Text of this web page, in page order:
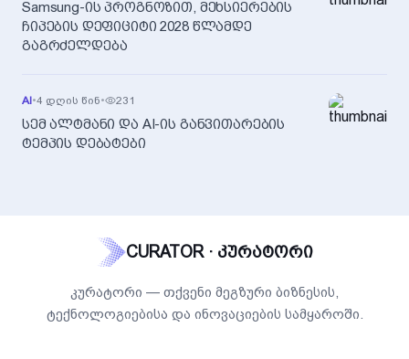
Samsung-ის პროგნოზით, მეხსიერების
ჩიპების დეფიციტი 2028 წლამდე
გაგრძელდება
AI•4 დღის წინ• 231
სემ ალტმანი და AI-ის განვითარების
ტემპის დებატები
CURATOR · კურატორი
კურატორი — თქვენი მეგზური ბიზნესის,
ტექნოლოგიებისა და ინოვაციების სამყაროში.